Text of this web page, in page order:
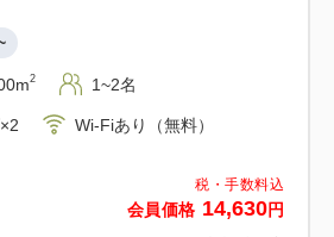
税・手数料込
会員価格 14,630円
2 1~2名
Wi-Fiあり（無料）